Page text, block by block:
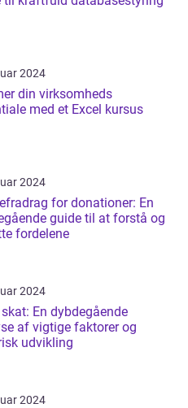
2024
din virksomheds
med et Excel kursus
2024
for donationer: En
guide til at forstå og
fordelene
2024
skat: En dybdegående
af vigtige faktorer og
udvikling
2024